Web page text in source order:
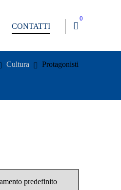
CONTATTI
0
Cultura Protagonisti